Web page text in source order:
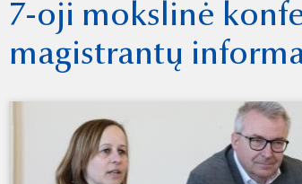
7-oji mokslinė
magistrantų